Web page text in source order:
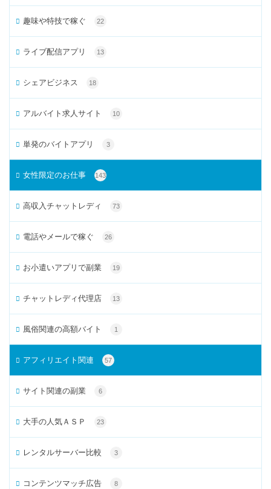
趣味や特技で稼ぐ 22
ライブ配信アプリ 13
シェアビジネス 18
アルバイト求人サイト 10
単発のバイトアプリ 3
女性限定のお仕事 143
高収入チャットレディ 73
電話やメールで稼ぐ 26
お小遣いアプリで副業 19
チャットレディ代理店 13
風俗関連の高額バイト 1
アフィリエイト関連 57
サイト関連の副業 6
大手の人気ＡＳＰ 23
レンタルサーバー比較 3
コンテンツマッチ広告 8